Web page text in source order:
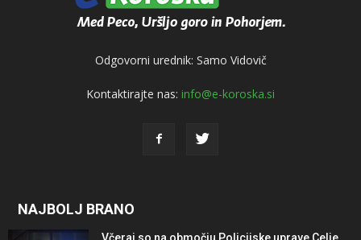
Odgovorni urednik: Samo Vidovič
Kontaktirajte nas: info@e-koroska.si
NAJBOLJ BRANO